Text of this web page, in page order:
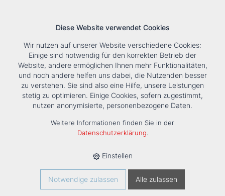
Tools Unternehmen Karriere KontaktSuche
HOME › PRODUKTE › KÄLTE/KLIMA › FANCOILS › DXD ECM 13
TRUHENGERÄT
Diese Website verwendet Cookies
Wir nutzen auf unserer Website verschiedene Cookies:
Einige sind notwendig für den korrekten Betrieb der
Website, andere ermöglichen Ihnen mehr Funktionalitäten,
und noch andere helfen uns dabei, die Nutzenden besser
zu verstehen. Sie sind also eine Hilfe, unsere Leistungen
stetig zu optimieren. Einige Cookies, sofern zugestimmt,
nutzen anonymisierte, personenbezogene Daten.
Weitere Informationen finden Sie in der
Datenschutzerklärung.
Einstellen
Notwendige zulassen Alle zulassen